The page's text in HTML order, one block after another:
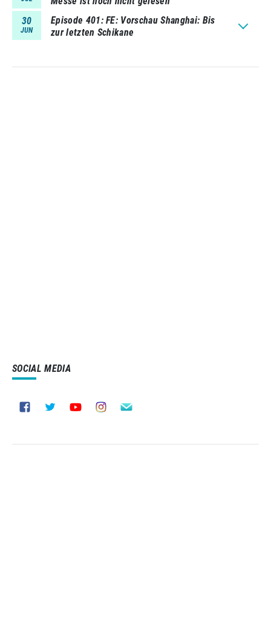
30
JUN
Episode 401 FE: Vorschau Shanghai: Bis
zur letzten Schikane
SOCIAL MEDIA